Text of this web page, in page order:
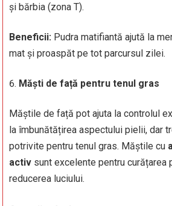
și bărbia (zona T).
Beneficii: Pudra matifiantă ajută la
mat și proaspăt pe tot parcursul zilei.
Măști de față pentru tenul gras
Măștile de față pot ajuta la controlul
la îmbunătățirea aspectului pielii, dar
potrivite pentru tenul gras. Măștile cu
activ sunt excelente pentru curățarea
reducerea luciului.